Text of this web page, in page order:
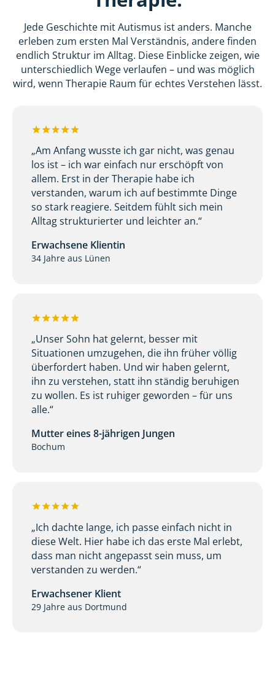
Jede Geschichte mit Autismus ist anders. Manche
erleben zum ersten Mal Verständnis, andere finden
endlich Struktur im Alltag. Diese Einblicke zeigen, wie
unterschiedlich Wege verlaufen – und was möglich
wird, wenn Therapie Raum für echtes Verstehen lässt.
„Am Anfang wusste ich gar nicht, was genau
los ist – ich war einfach nur erschöpft von
allem. Erst in der Therapie habe ich
verstanden, warum ich auf bestimmte Dinge
so stark reagiere. Seitdem fühlt sich mein
Alltag strukturierter und leichter an.“
Erwachsene Klientin
34 Jahre aus Lünen
„Unser Sohn hat gelernt, besser mit
Situationen umzugehen, die ihn früher völlig
überfordert haben. Und wir haben gelernt,
ihn zu verstehen, statt ihn ständig beruhigen
zu wollen. Es ist ruhiger geworden – für uns
alle.“
Mutter eines 8-jährigen Jungen
Bochum
„Ich dachte lange, ich passe einfach nicht in
diese Welt. Hier habe ich das erste Mal erlebt,
dass man nicht angepasst sein muss, um
verstanden zu werden.“
Erwachsener Klient
29 Jahre aus Dortmund